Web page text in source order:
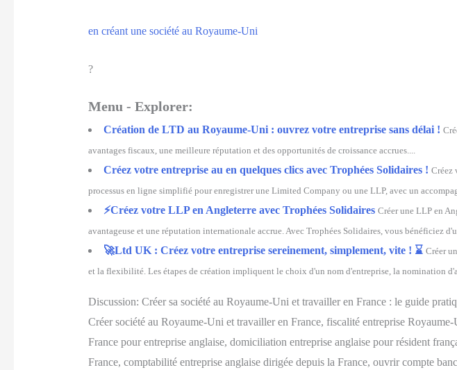
en créant une société au Royaume-Uni
?
Menu - Explorer:
Création de LTD au Royaume-Uni : ouvrez votre entreprise sans délai !
avantages fiscaux, une meilleure réputation et des opportunités de croissance accrues....
Créez votre entreprise au en quelques clics avec Trophées Solidaires ! Créez
processus en ligne simplifié pour enregistrer une Limited Company ou une LLP, avec un
⚡️Créez votre LLP en Angleterre avec Trophées Solidaires Créer une LLP en
avantageuse et une réputation internationale accrue. Avec Trophées Solidaires, vous bénéficiez
🚀Ltd UK : Créez votre entreprise sereinement, simplement, vite ! ⌛ Créer
et la flexibilité. Les étapes de création impliquent le choix d'un nom d'entreprise, la nomination
Discussion: Créer sa société au Royaume-Uni et travailler en France : le guide
Créer société au Royaume-Uni et travailler en France, fiscalité entreprise
France pour entreprise anglaise, domiciliation entreprise anglaise pour résident
France, comptabilité entreprise anglaise dirigée depuis la France, ouvrir compte